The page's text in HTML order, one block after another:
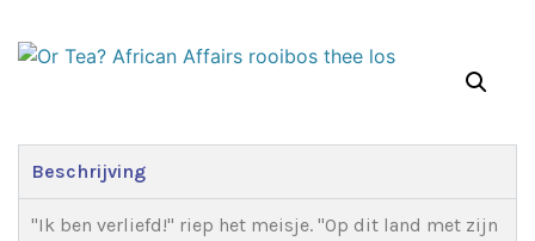
Beschrijving
"Ik ben verliefd!" riep het meisje. "Op dit land met zijn